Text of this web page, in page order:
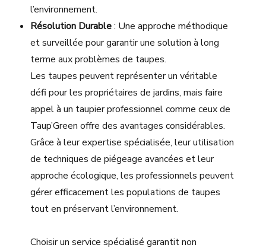
l’environnement.
Résolution Durable: Une approche méthodique
et surveillée pour garantir une solution à long
terme aux problèmes de taupes.
Les taupes peuvent représenter un véritable
défi pour les propriétaires de jardins, mais faire
appel à un taupier professionnel comme ceux de
Taup’Green offre des avantages considérables.
Grâce à leur expertise spécialisée, leur utilisation
de techniques de piégeage avancées et leur
approche écologique, les professionnels peuvent
gérer efficacement les populations de taupes
tout en préservant l’environnement.
Choisir un service spécialisé garantit non